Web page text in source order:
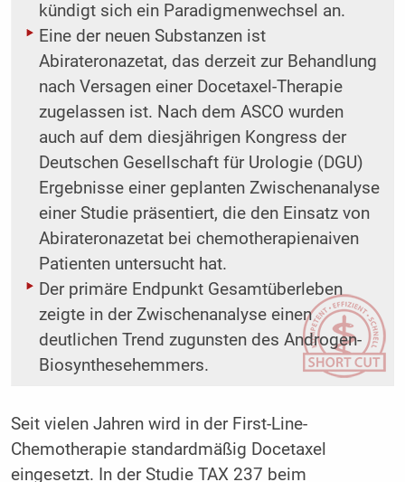
kündigt sich ein Paradigmenwechsel an.
Eine der neuen Substanzen ist
Abirateronazetat, das derzeit zur Behandlung
nach Versagen einer Docetaxel-Therapie
zugelassen ist. Nach dem ASCO wurden
auch auf dem diesjährigen Kongress der
Deutschen Gesellschaft für Urologie (DGU)
Ergebnisse einer geplanten Zwischenanalyse
einer Studie präsentiert, die den Einsatz von
Abirateronazetat bei chemotherapienaiven
Patienten untersucht hat.
Der primäre Endpunkt Gesamtüberleben
zeigte in der Zwischenanalyse einen
deutlichen Trend zugunsten des Androgen-
Biosynthesehemmers.
Seit vielen Jahren wird in der First-Line-
Chemotherapie standardmäßig Docetaxel
eingesetzt. In der Studie TAX 237 beim